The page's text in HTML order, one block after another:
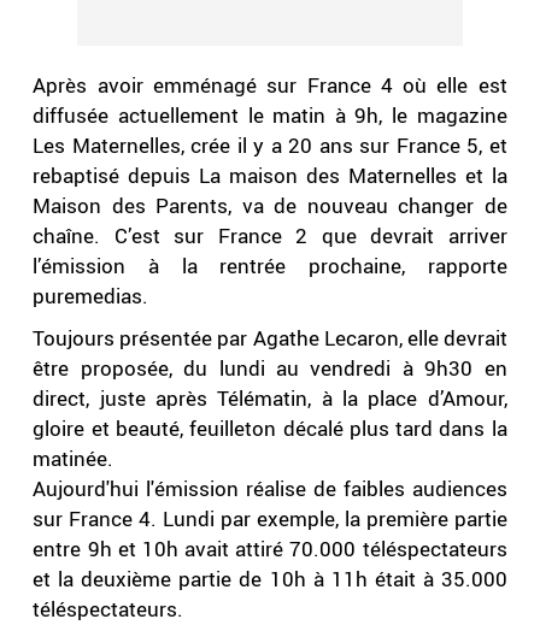
Après avoir emménagé sur France 4 où elle est
diffusée actuellement le matin à 9h, le magazine
Les Maternelles, crée il y a 20 ans sur France 5, et
rebaptisé depuis La maison des Maternelles et la
Maison des Parents, va de nouveau changer de
chaîne. C’est sur France 2 que devrait arriver
l’émission à la rentrée prochaine, rapporte
puremedias.
Toujours présentée par Agathe Lecaron, elle devrait
être proposée, du lundi au vendredi à 9h30 en
direct, juste après Télématin, à la place d’Amour,
gloire et beauté, feuilleton décalé plus tard dans la
matinée.
Aujourd'hui l'émission réalise de faibles audiences
sur France 4. Lundi par exemple, la première partie
entre 9h et 10h avait attiré 70.000 téléspectateurs
et la deuxième partie de 10h à 11h était à 35.000
téléspectateurs.